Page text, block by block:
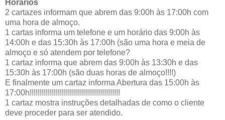
Horários
2 cartazes informam que abrem das 9:00h às 17:00h com
uma hora de almoço.
1 cartas informa um telefone e um horário das 9:00h às
14:00h e das 15:30h às 17:00h (são uma hora e meia de
almoço e só atendem por telefone?
1 cartaz informa que abrem das 9:00h às 13:30h e das
15:30h às 17:00h (são duas horas de almoço!!!!)
E finalmente um cartaz informa Abertura das 15:00h às
17:00h!!!!!!!!!!!!!!!!!!!!!!!!!!!!!!!!!!!!!!!!!!!!!
1 cartaz mostra instruções detalhadas de como o cliente
deve proceder para ser atendido.